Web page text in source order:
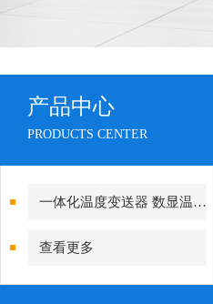
产品中心
PRODUCTS CENTER
一体化温度变送器 数显温度计
查看更多